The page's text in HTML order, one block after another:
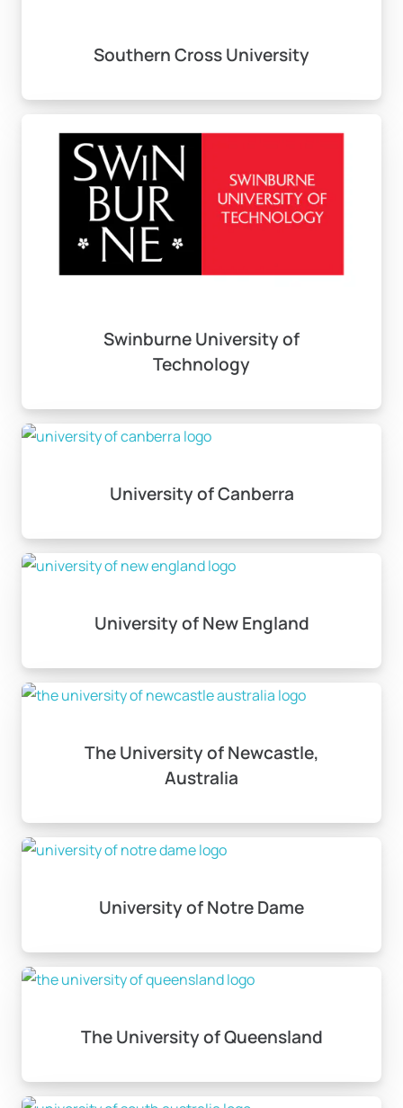
belgesi ve ilgili belgelerin (transkript, diploma vb.)
Avustralya’da lisans
eğitiminin avantajları
nelerdir?
Yüksek standartlı eğitim, uluslararası tanınırlık, kültürel
zenginlik ve çalışma imkanları gibi birçok avantaj sunar.
Avustralya’da lisans eğitimi
süresi ne kadardır?
Lisans eğitimi genellikle 3 ila 5 yıl sürmektedir; bu süre,
seçilen alana bağlı olarak değişiklik gösterebilir.
Southern Cross University
Swinburne University of
Technology
University of Canberra
University of New England
The University of Newcastle,
Australia
University of Notre Dame
The University of Queensland